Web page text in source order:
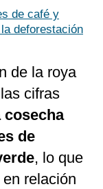
de café y
deforestación
de la roya
cifras
cosecha
de
, lo que
relación